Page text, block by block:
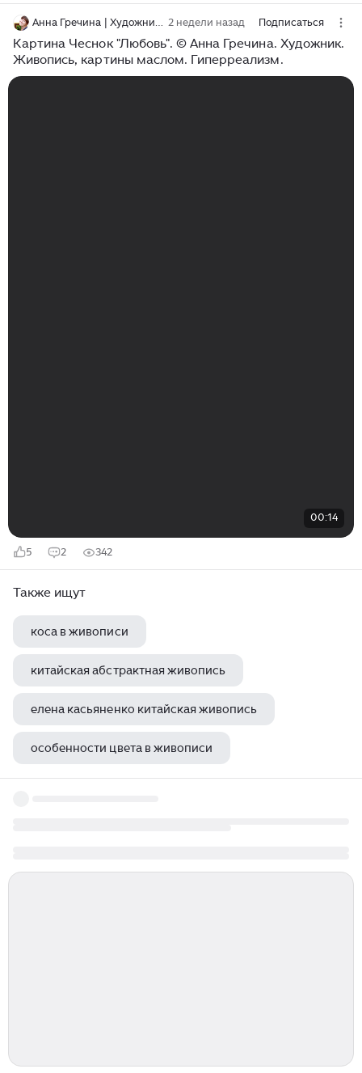
Анна Гречина | Художник. Живопись. Гиперреализм. 2 недели назад Подписаться
Картина Чеснок "Любовь". ©️ Анна Гречина. Художник.
Живопись, картины маслом. Гиперреализм.
00:14
5 2 342
Также ищут
коса в живописи
китайская абстрактная живопись
елена касьяненко китайская живопись
особенности цвета в живописи